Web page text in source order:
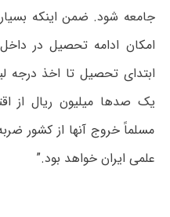
جامعه شود. ضمن اینکه
امکان ادامه تحصیل در
ابتدای تحصیل تا اخذ درجه
یک صدها میلیون ریال از
مسلماً خروج آنها از کشور
علمی ایران خواهد بود.”